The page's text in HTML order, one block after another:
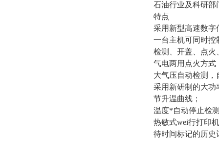
石油行业及科研部
特点
采用新型高速数字
一台主机可同时控
检测、开盖、点火
气电两用点火方式
大气压自动检测
采用新研制的大功
节升温曲线；
温度*自动停止检
热敏式wei行打印
待时间标记的历史